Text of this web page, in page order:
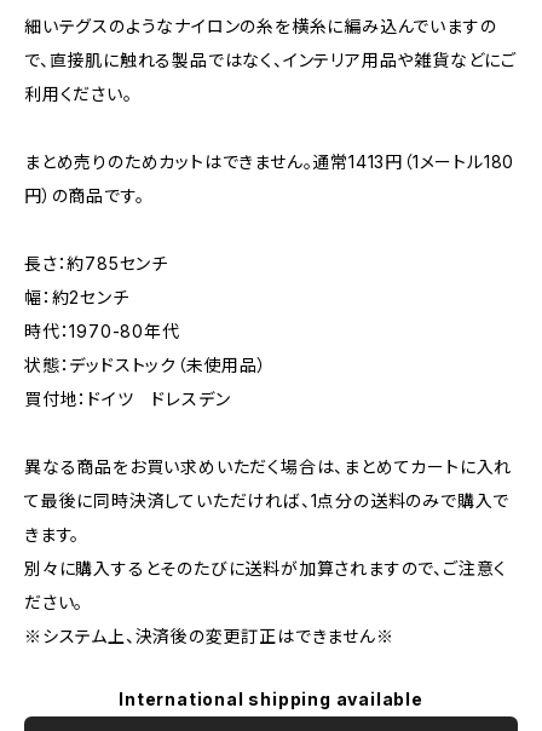
細いテグスのようなナイロンの糸を横糸に編み込んでいますの
で、直接肌に触れる製品ではなく、インテリア用品や雑貨などにご
利用ください。
まとめ売りのためカットはできません。通常1413円（1メートル180
円）の商品です。
長さ：約785センチ
幅：約2センチ
時代：1970-80年代
状態：デッドストック（未使用品）
買付地：ドイツ ドレスデン
異なる商品をお買い求めいただく場合は、まとめてカートに入れ
て最後に同時決済していただければ、1点分の送料のみで購入で
きます。
別々に購入するとそのたびに送料が加算されますので、ご注意く
ださい。
※システム上、決済後の変更訂正はできません※
International shipping available